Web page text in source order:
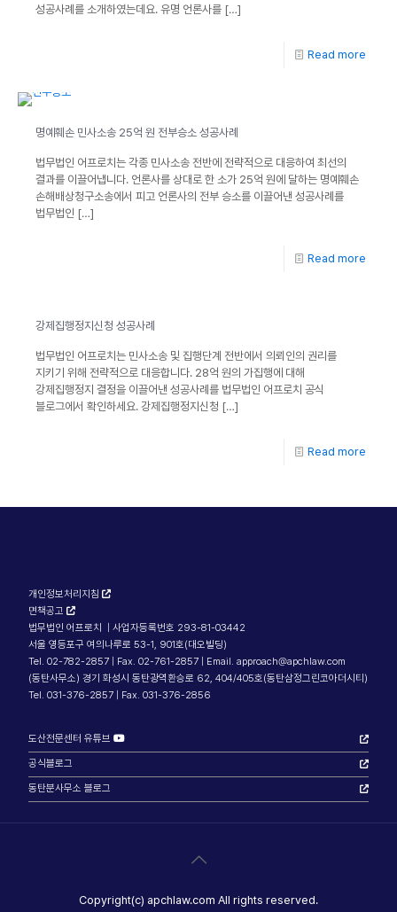
성공사례를 소개하였는데요. 유명 언론사를 […]
Read more
명예훼손 민사소송 25억 원 전부승소 성공사례
법무법인 어프로치는 각종 민사소송 전반에 전략적으로 대응하여 최선의
결과를 이끌어냅니다. 언론사를 상대로 한 소가 25억 원에 달하는 명예훼손
손해배상청구소송에서 피고 언론사의 전부 승소를 이끌어낸 성공사례를
법무법인 […]
Read more
강제집행정지신청 성공사례
법무법인 어프로치는 민사소송 및 집행단계 전반에서 의뢰인의 권리를
지키기 위해 전략적으로 대응합니다. 28억 원의 가집행에 대해
강제집행정지 결정을 이끌어낸 성공사례를 법무법인 어프로치 공식
블로그에서 확인하세요. 강제집행정지신청 […]
Read more
개인정보처리지침
면책공고
법무법인 어프로치 | 사업자등록번호 293-81-03442
서울 영등포구 여의나루로 53-1, 901호(대오빌딩)
Tel. 02-782-2857 | Fax. 02-761-2857 | Email. approach@apchlaw.com
(동탄사무소) 경기 화성시 동탄광역환승로 62, 404/405호(동탄삼정그린코아더시티)
Tel. 031-376-2857 | Fax. 031-376-2856
도산전문센터 유튜브
공식블로그
동탄분사무소 블로그
Copyright(c) apchlaw.com All rights reserved.